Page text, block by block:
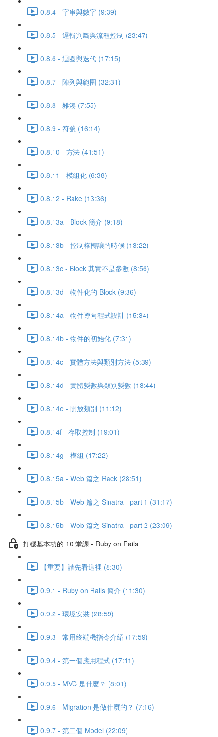
0.8.4 - 字串與數字 (9:39)
0.8.5 - 邏輯判斷與流程控制 (23:47)
0.8.6 - 迴圈與迭代 (17:15)
0.8.7 - 陣列與範圍 (32:31)
0.8.8 - 雜湊 (7:55)
0.8.9 - 符號 (16:14)
0.8.10 - 方法 (41:51)
0.8.11 - 模組化 (6:38)
0.8.12 - Rake (13:36)
0.8.13a - Block 簡介 (9:18)
0.8.13b - 控制權轉讓的時候 (13:22)
0.8.13c - Block 其實不是參數 (8:56)
0.8.13d - 物件化的 Block (9:36)
0.8.14a - 物件導向程式設計 (15:34)
0.8.14b - 物件的初始化 (7:31)
0.8.14c - 實體方法與類別方法 (5:39)
0.8.14d - 實體變數與類別變數 (18:44)
0.8.14e - 開放類別 (11:12)
0.8.14f - 存取控制 (19:01)
0.8.14g - 模組 (17:22)
0.8.15a - Web 篇之 Rack (28:51)
0.8.15b - Web 篇之 Sinatra - part 1 (31:17)
0.8.15b - Web 篇之 Sinatra - part 2 (23:09)
打穩基本功的 10 堂課 - Ruby on Rails
【重要】請先看這裡 (8:30)
0.9.1 - Ruby on Rails 簡介 (11:30)
0.9.2 - 環境安裝 (28:59)
0.9.3 - 常用終端機指令介紹 (17:59)
0.9.4 - 第一個應用程式 (17:11)
0.9.5 - MVC 是什麼？ (8:01)
0.9.6 - Migration 是做什麼的？ (7:16)
0.9.7 - 第二個 Model (22:09)